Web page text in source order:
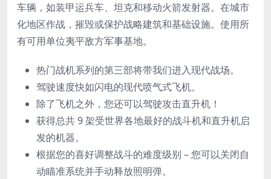
车辆，如装甲运兵车、坦克和移动火箭发射器。在城市
化地区作战，摧毁或保护战略建筑和基础设施。使用所
有可用单位夷平敌方军事基地。
热门战机系列的第三部将带我们进入现代战场。
驾驶速度快如闪电的现代喷气式飞机。
除了飞机之外，您还可以驾驶攻击直升机！
获得总共 9 架受世界各地最好的战斗机和直升机启
发的机器。
根据您的喜好调整战斗的难度级别 – 您可以关闭自
动瞄准系统并手动释放照明弹。